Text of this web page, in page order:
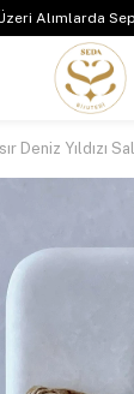
Alımlarda
Deniz Yıldızı